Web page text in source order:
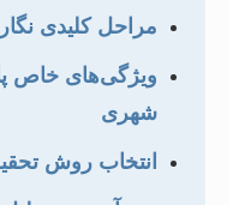
مراحل کلیدی
ویژگی‌های خاص
شهری
انتخاب روش